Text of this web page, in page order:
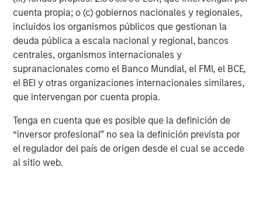
cuenta propia; o (c) gobiernos nacionales y regionales,
incluidos los organismos públicos que gestionan la
deuda pública a escala nacional y regional, bancos
centrales, organismos internacionales y
supranacionales como el Banco Mundial, el FMI, el BCE,
el BEI y otras organizaciones internacionales similares,
que intervengan por cuenta propia.
Tenga en cuenta que es posible que la definición de
“inversor profesional” no sea la definición prevista por
el regulador del país de origen desde el cual se accede
al sitio web.
publication and are subject to change at any time due to market
or economic conditions and may not necessarily come to pass.
The views expressed do not reflect the opinions of all
investment personnel at Morgan Stanley Investment
Management (MSIM) and its subsidiaries and affiliates
(collectively the Firm”) and may not be reflected in all the
strategies and products that the Firm offers.
This material is a general communication, which is not impartial,
is for informational and educational purposes only, not a
recommendation to purchase or sell specific securities, or to
address financial objectives, situation, or specific needs of
individual investors.
Any charts and graphs provided are for illustrative purposes
only. Any performance quoted represents past performance